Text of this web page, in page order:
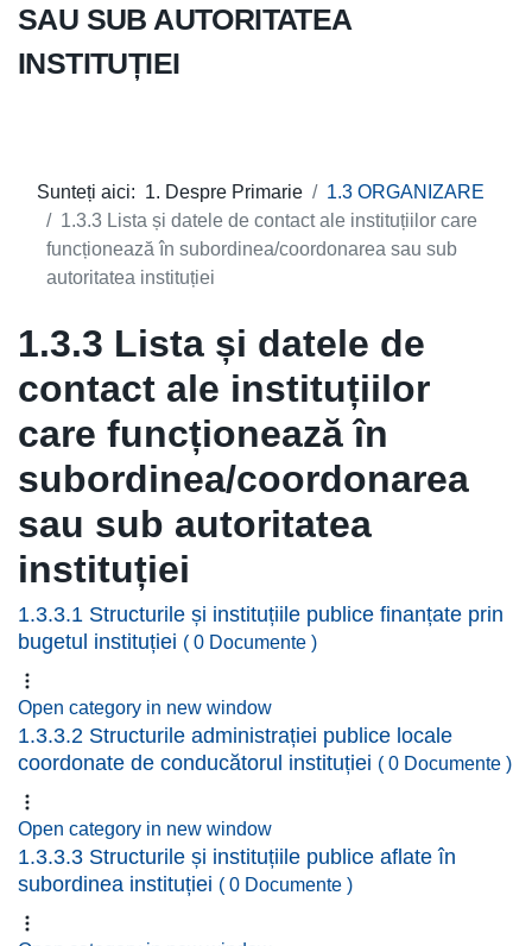
SAU SUB AUTORITATEA
INSTITUȚIEI
Sunteți aici: 1. Despre Primarie
1.3 ORGANIZARE
1.3.3 Lista și datele de contact ale instituțiilor care
funcționează în subordinea/coordonarea sau sub
autoritatea instituției
1.3.3 Lista și datele de
contact ale instituțiilor
care funcționează în
subordinea/coordonarea
sau sub autoritatea
instituției
1.3.3.1 Structurile și instituțiile publice finanțate prin
bugetul instituției ( 0 Documente )
Open category in new window
1.3.3.2 Structurile administrației publice locale
coordonate de conducătorul instituției ( 0 Documente )
Open category in new window
1.3.3.3 Structurile și instituțiile publice aflate în
subordinea instituției ( 0 Documente )